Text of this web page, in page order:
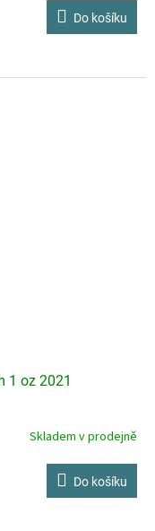
Do košíku
1 oz 2021
Skladem v prodejně
Do košíku